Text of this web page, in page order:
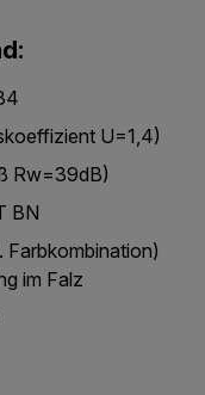
U=1,4)
Rw=39dB)
BN
Farbkombination)
im Falz